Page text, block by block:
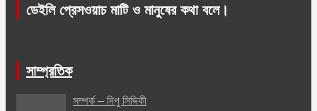
ডেইলি প্রেসওয়াচ মাটি ও মানুষের কথা বলে।
সাম্প্রতিক
সম্পর্ক – দিপু সিদ্দিকী